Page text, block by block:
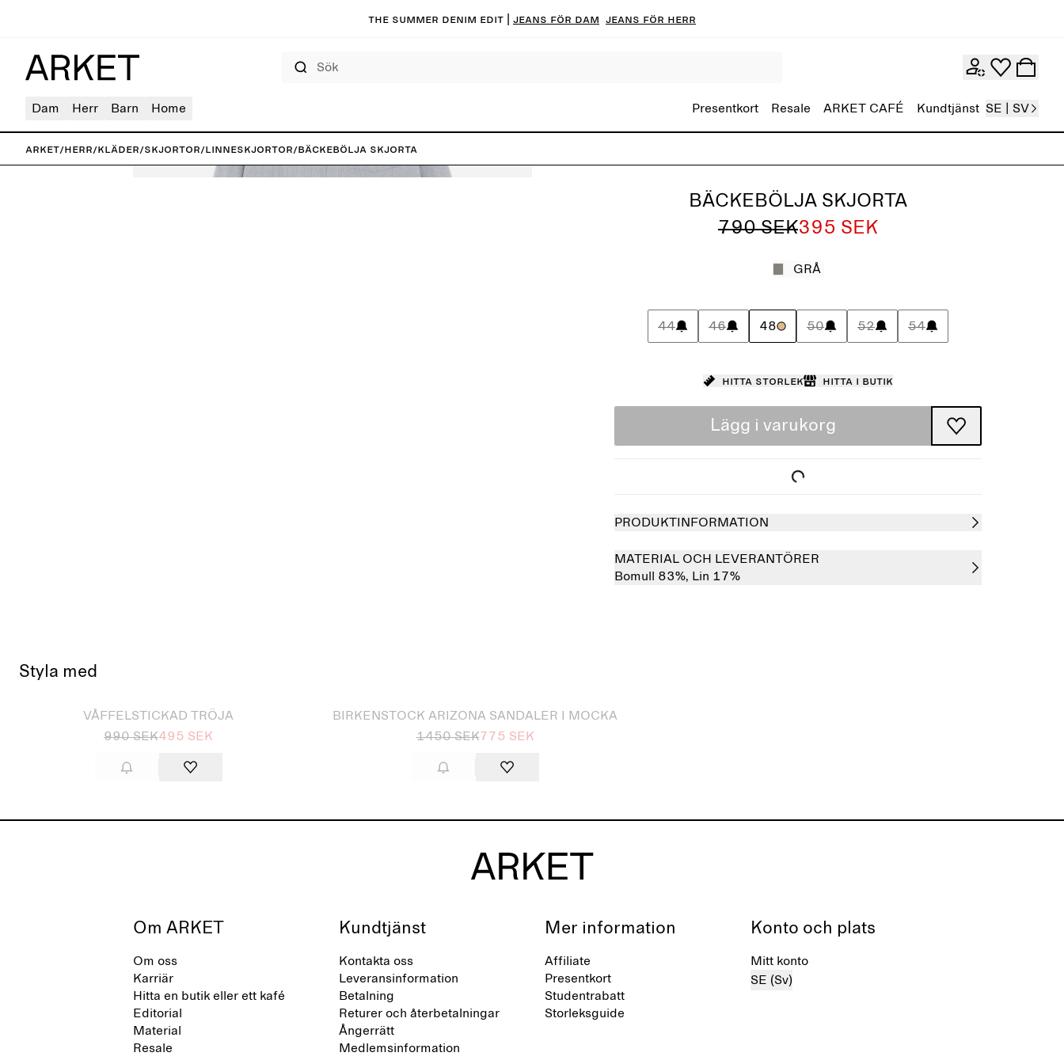
The summer denim edit | Jeans för dam Jeans för herr
Dam Herr Barn Home Presentkort Resale ARKET CAFÉ Kundtjänst SE | SV
ARKET/Herr/Kläder/Skjortor/Linneskjortor/Bäckebölja Skjorta
BÄCKEBÖLJA SKJORTA
790 SEK395 SEK
GRÅ
44 46 48 50 52 54
Hitta storlek Hitta i butik
Lägg i varukorg
PRODUKTINFORMATION
MATERIAL OCH LEVERANTÖRER
Bomull 83%, Lin 17%
Styla med
Slutsåld
VÅFFELSTICKAD TRÖJA
990 SEK495 SEK
BIRKENSTOCK ARIZONA SANDALER I MOCKA
1450 SEK775 SEK
Om ARKET
Om oss
Karriär
Hitta en butik eller ett kafé
Editorial
Material
Resale
Kundtjänst
Kontakta oss
Leveransinformation
Betalning
Returer och återbetalningar
Ångerrätt
Medlemsinformation
Mer information
Affiliate
Presentkort
Studentrabatt
Storleksguide
Konto och plats
Mitt konto
SE (Sv)